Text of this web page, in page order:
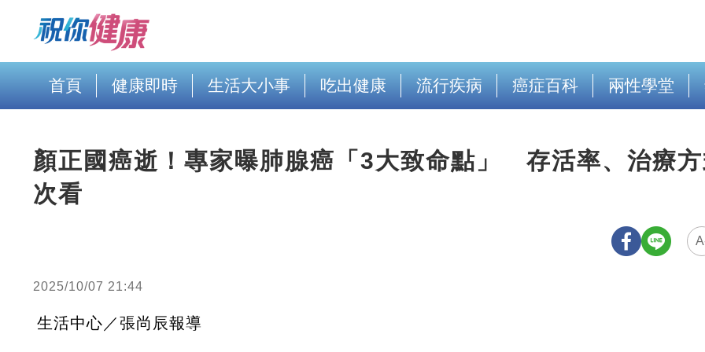
首頁 健康即時 生活大小事 吃出健康 流行疾病 癌症百科 兩性學堂
顏正國癌逝！專家曝肺腺癌「3大致命點」 存活率、治療
次看
2025/10/07 21:44
生活中心／張尚辰報導